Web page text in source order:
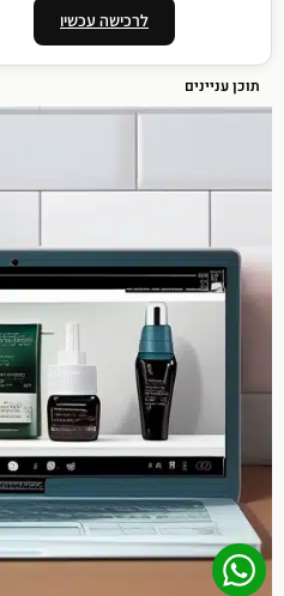
תוכן עניינים
לרכישה עכשיו